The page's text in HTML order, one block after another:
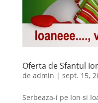
Oferta de Sfantul
de admin | sept. 15,
Serbeaza-i pe Ion si